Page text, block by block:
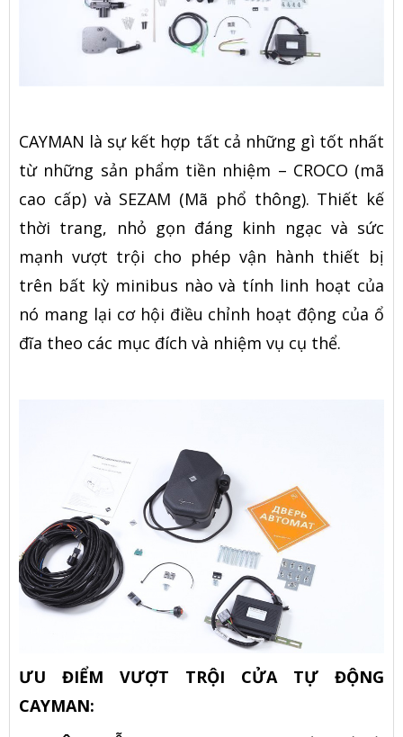
CAYMAN là sự kết hợp tất cả những gì tốt nhất
từ ​​những sản phẩm tiền nhiệm – CROCO (mã
cao cấp) và SEZAM (Mã phổ thông). Thiết kế
thời trang, nhỏ gọn đáng kinh ngạc và sức
mạnh vượt trội cho phép vận hành thiết bị
trên bất kỳ minibus nào và tính linh hoạt của
nó mang lại cơ hội điều chỉnh hoạt động của ổ
đĩa theo các mục đích và nhiệm vụ cụ thể.
ƯU ĐIỂM VƯỢT TRỘI CỬA TỰ ĐỘNG
CAYMAN: